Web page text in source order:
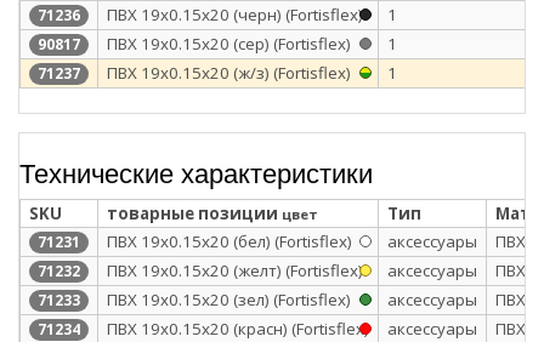
71236 ПВХ 19х0.15х20 (черн) (Fortisflex) 1
90817 ПВХ 19х0.15x20 (сер) (Fortisflex) 1
71237 ПВХ 19х0.15х20 (ж/з) (Fortisflex) 1
Технические характеристики
SKU товарные позиции цвет Тип
71231 ПВХ 19х0.15х20 (бел) (Fortisflex) аксессуары ПВХ
71232 ПВХ 19х0.15х20 (желт) (Fortisflex) аксессуары ПВХ
71233 ПВХ 19х0.15х20 (зел) (Fortisflex) аксессуары ПВХ
71234 ПВХ 19х0.15х20 (красн) (Fortisflex) аксессуары ПВХ